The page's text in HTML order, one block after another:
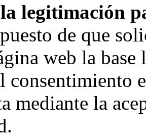
legitimación
de que
web la
consentimiento
mediante la